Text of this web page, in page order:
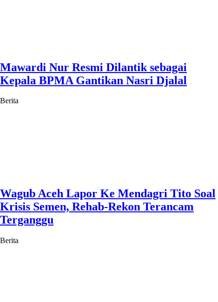
Mawardi Nur Resmi Dilantik sebagai
Kepala BPMA Gantikan Nasri Djalal
Berita
Wagub Aceh Lapor Ke Mendagri Tito Soal
Krisis Semen, Rehab-Rekon Terancam
Terganggu
Berita